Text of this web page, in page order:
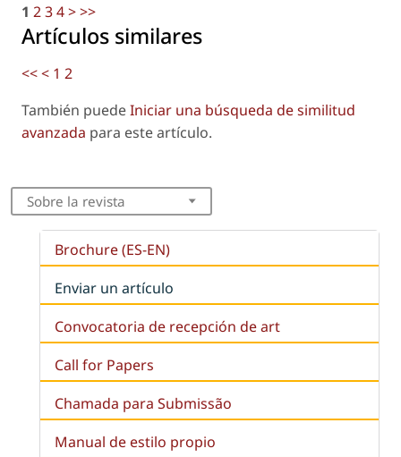
1 234>>>
Artículos similares
<<< 1 2
También puedeIniciar una búsqueda de similitud
avanzada para este artículo.
Sobre la revista
Brochure (ES-EN)
Enviar un artículo
Convocatoria de recepción de art
Call for Papers
Chamada para Submissão
Manual de estilo propio